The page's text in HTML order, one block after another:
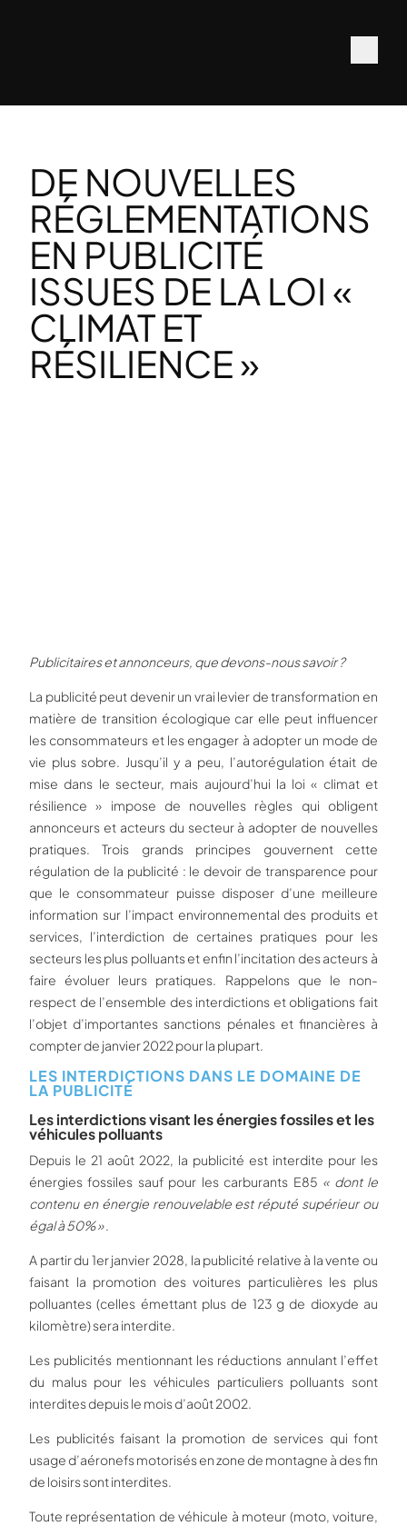
DE NOUVELLES
RÉGLEMENTATIONS
EN PUBLICITÉ
ISSUES DE LA LOI «
CLIMAT ET
RÉSILIENCE »
Publicitaires et annonceurs, que devons-nous savoir ?
La publicité peut devenir un vrai levier de transformation en
matière de transition écologique car elle peut influencer
les consommateurs et les engager à adopter un mode de
vie plus sobre. Jusqu’il y a peu, l’autorégulation était de
mise dans le secteur, mais aujourd’hui la loi « climat et
résilience » impose de nouvelles règles qui obligent
annonceurs et acteurs du secteur à adopter de nouvelles
pratiques. Trois grands principes gouvernent cette
régulation de la publicité : le devoir de transparence pour
que le consommateur puisse disposer d’une meilleure
information sur l’impact environnemental des produits et
services, l’interdiction de certaines pratiques pour les
secteurs les plus polluants et enfin l’incitation des acteurs à
faire évoluer leurs pratiques. Rappelons que le non-
respect de l’ensemble des interdictions et obligations fait
l’objet d’importantes sanctions pénales et financières à
compter de janvier 2022 pour la plupart.
LES INTERDICTIONS DANS LE DOMAINE DE
LA PUBLICITÉ
Les interdictions visant les énergies fossiles et les
véhicules polluants
Depuis le 21 août 2022, la publicité est interdite pour les
énergies fossiles sauf pour les carburants E85 « dont le
contenu en énergie renouvelable est réputé supérieur ou
égal à 50% ».
A partir du 1er janvier 2028, la publicité relative à la vente ou
faisant la promotion des voitures particulières les plus
polluantes (celles émettant plus de 123 g de dioxyde au
kilomètre) sera interdite.
Les publicités mentionnant les réductions annulant l’effet
du malus pour les véhicules particuliers polluants sont
interdites depuis le mois d’août 2002.
Les publicités faisant la promotion de services qui font
usage d’aéronefs motorisés en zone de montagne à des fin
de loisirs sont interdites.
Toute représentation de véhicule à moteur (moto, voiture,